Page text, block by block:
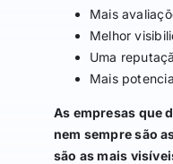
Mais
Melhor
Uma
Mais
As empresas que
nem sempre são
são as mais